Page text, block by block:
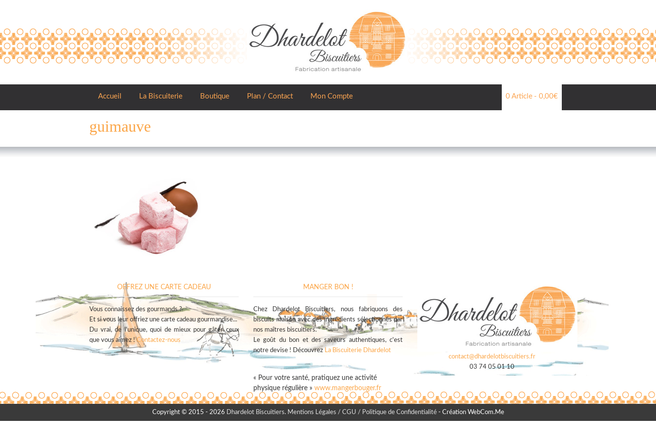
Accueil La Biscuiterie Boutique Plan / Contact Mon Compte 0 Article 0,00€
guimauve
OFFREZ UNE CARTE CADEAU
Vous connaissez des gourmands ?
Et si vous leur offriez une carte cadeau gourmandise...
Du vrai, de l'unique, quoi de mieux pour gâter ceux
que vous aimez !Contactez-nous
MANGER BON !
Chez Dhardelot Biscuitiers, nous fabriquons des
biscuits maison avec des ingrédients sélectionnés par
nos maîtres biscuitiers.
Le goût du bon et des saveurs authentiques, c'est
notre devise ! Découvrez La Biscuiterie Dhardelot
« Pour votre santé, pratiquez une activité
physique régulière » www.mangerbouger.fr
contact@dhardelotbiscuitiers.fr
03 74 05 01 10
Copyright © 2015 - 2026 Dhardelot Biscuitiers. Mentions Légales / CGU / Politique de Confidentialité- Création WebCom.Me